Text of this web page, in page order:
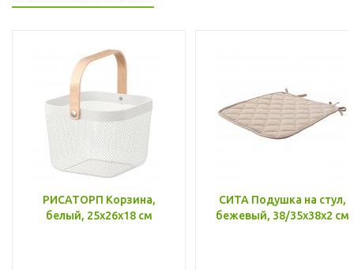
РИСАТОРП Корзина,
белый, 25x26x18 см
СИТА Подушка на стул,
бежевый, 38/35x38x2 см